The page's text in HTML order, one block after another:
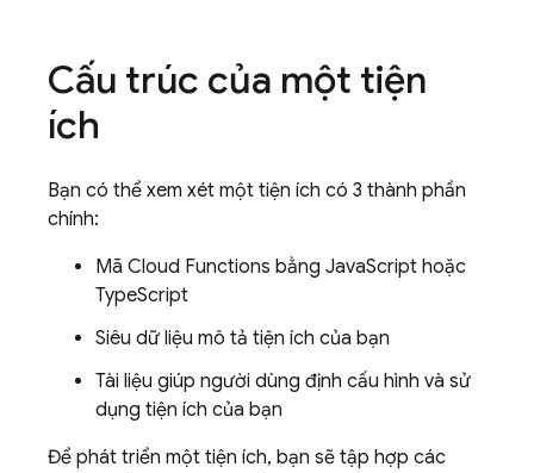
Cấu trúc của một tiện
ích
Bạn có thể xem xét một tiện ích có 3 thành phần
chính:
Mã Cloud Functions bằng JavaScript hoặc
TypeScript
Siêu dữ liệu mô tả tiện ích của bạn
Tài liệu giúp người dùng định cấu hình và sử
dụng tiện ích của bạn
Để phát triển một tiện ích, bạn sẽ tập hợp các